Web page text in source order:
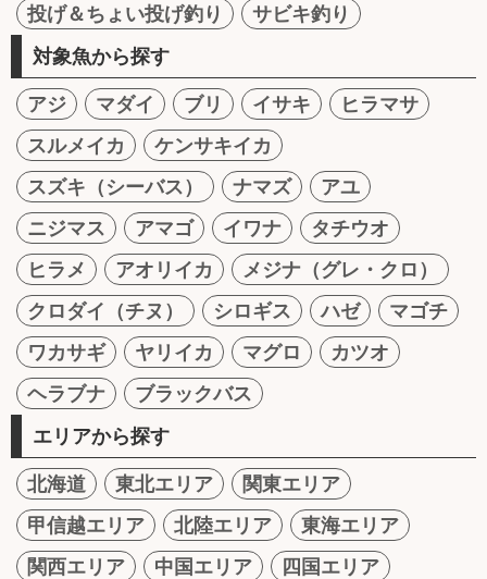
投げ＆ちょい投げ釣り
サビキ釣り
対象魚から探す
アジ マダイ ブリ イサキ
ヒラマサ
スルメイカ
ケンサキイカ
スズキ（シーバス）
ナマズ
アユ
ニジマス
アマゴ イワナ
タチウオ
ヒラメ
アオリイカ
メジナ（グレ・クロ）
クロダイ（チヌ）
シロギス ハゼ
マゴチ
ワカサギ
ヤリイカ マグロ
カツオ
ヘラブナ
ブラックバス
エリアから探す
北海道 東北エリア
関東エリア
甲信越エリア
北陸エリア
東海エリア
関西エリア
中国エリア
四国エリア